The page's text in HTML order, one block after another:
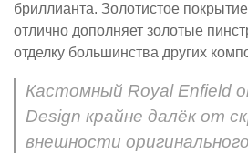
бриллианта. Золотистое
отлично дополняет золотые
отделку большинства других
Кастомный Royal Enfield
Design крайне далёк от
внешности